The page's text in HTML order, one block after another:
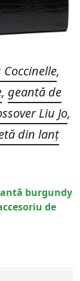
,
, geantă de
Liu Jo,
din lanț
burgundy
de